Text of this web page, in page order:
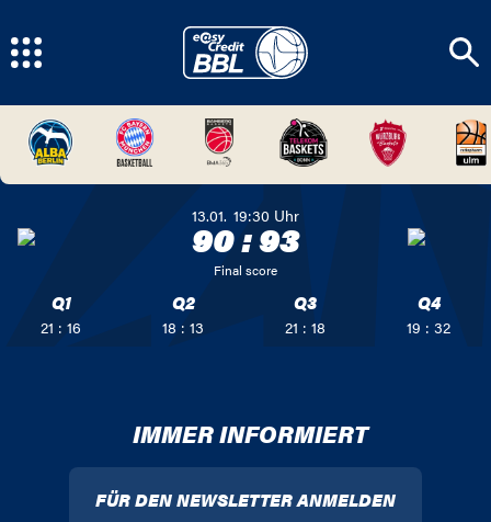
13.01. 19:30 Uhr
90:93
Final score
Q1
21 : 16
Q2
18 : 13
Q3
21 : 18
Q4
19 : 32
IMMER INFORMIERT
FÜR DEN NEWSLETTER ANMELDEN